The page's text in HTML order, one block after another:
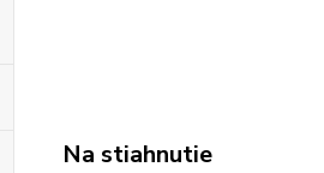
Na stiahnutie